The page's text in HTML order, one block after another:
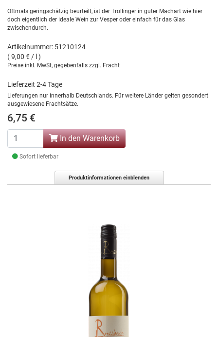
Oftmals geringschätzig beurteilt, ist der Trollinger in guter Machart wie hier
doch eigentlich der ideale Wein zur Vesper oder einfach für das Glas
zwischendurch.
Artikelnummer: 51210124
( 9,00 € / l )
Preise inkl. MwSt, gegebenfalls zzgl. Fracht
Lieferzeit 2-4 Tage
Lieferungen nur innerhalb Deutschlands. Für weitere Länder gelten gesondert
ausgewiesene Frachtsätze.
6,75 €
In den Warenkorb
Sofort lieferbar
Produktinformationen einblenden